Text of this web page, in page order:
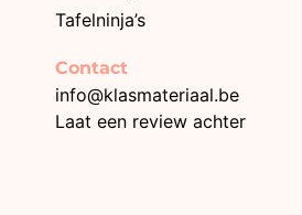
Tafelninja’s
Contact
info@klasmateriaal.be
Laat een review achter